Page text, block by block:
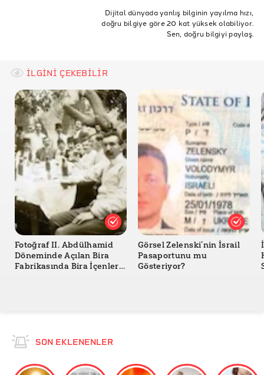
National Geographic- The Passport of Ramesses II
History- 5 Great Mummy Discoveries
To Paris for Treatment of Decay
Dijital dünyada yanlış bilginin yayılma hızı,
doğru bilgiye göre 20 kat yüksek olabiliyor.
Sen, doğru bilgiyi paylaş.
İLGİNİ ÇEKEBİLİR
Fotoğraf II. Abdülhamid
Döneminde Açılan Bira
Fabrikasında Bira İçenleri
Görsel Zelenski’nin İsrail
Pasaportunu mu
Gösteriyor?
SON EKLENENLER